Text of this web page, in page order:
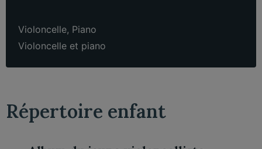
Violoncelle, Piano
Violoncelle et piano
Répertoire enfant